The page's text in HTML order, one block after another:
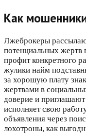
Как
Лжеброкеры
потенциальных жертв
профит конкретного
жулики найм
за хорошую плату
жертвами в
доверие и
исполняет свою
объявления через
лохотроны, как